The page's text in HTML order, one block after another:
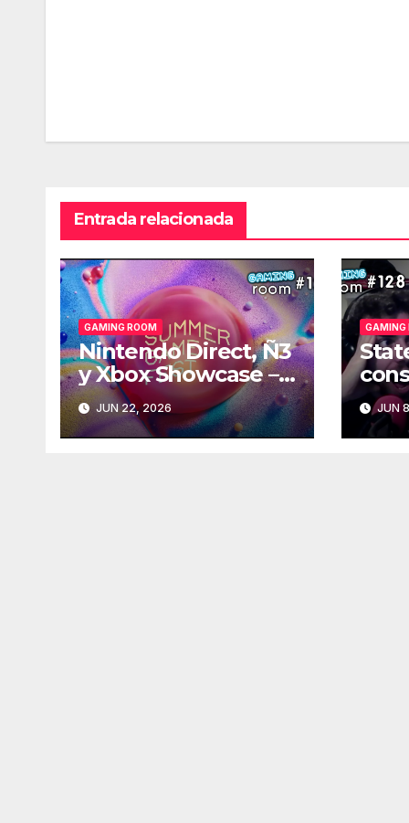
entradas
Entrada relacionada
GAMING ROOM
Nintendo Direct, Ñ3
y Xbox Showcase –
Gaming Room #129
JUN 22, 2026
GAMING
JUN